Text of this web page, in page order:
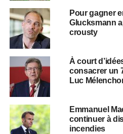
Pour gagner
Glucksmann
crousty
À court
consacrer un
Luc
Emmanuel
continuer à
incendies